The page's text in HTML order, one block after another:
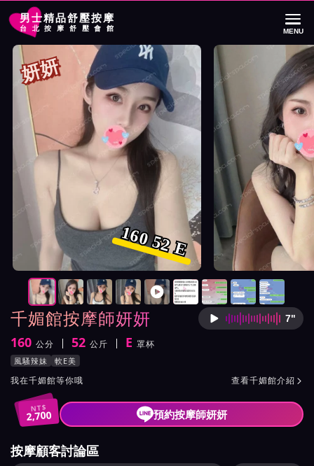
男士精品舒壓按摩
台北按摩舒壓會館 MENU
首頁 千媚館按摩師妍妍詳細介紹
千媚館按摩師妍妍 按摩師
7"
身高
160 公分
體重 52 公斤
罩杯 E 罩杯
按摩師妍妍服務風格與特色
風騷辣妹 軟E美
按摩師妍妍所屬按摩會館介紹與班表
我在千媚館等你哦 查看千媚館介紹 
NT$
2,700 預約按摩師妍妍
千媚館按摩師妍妍照片展示與影片介紹
妍妍
160 52 E
按摩師妍妍照片展示與影片介紹及客戶評價截屏展示
按摩顧客討論區